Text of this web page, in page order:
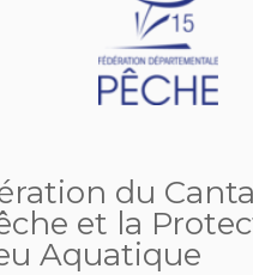
du
et la
Aquatique